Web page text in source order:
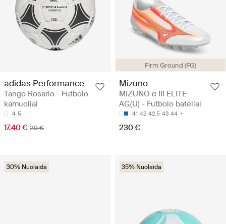
adidas Performance
Tango Rosario - Futbolo
kamuoliai
4 5
17.40 € 29 €
Firm Ground (FG)
Mizuno
MIZUNO α III ELITE
AG(U) - Futbolo bateliai
41 42 42.5 43 44
230 €
30% Nuolaida 35% Nuolaida